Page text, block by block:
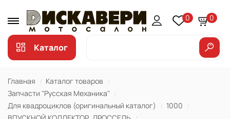
0 0
Каталог
Главная
Каталог товаров
Запчасти "Русская Механика"
Для квадроциклов (оригинальный каталог)
1000